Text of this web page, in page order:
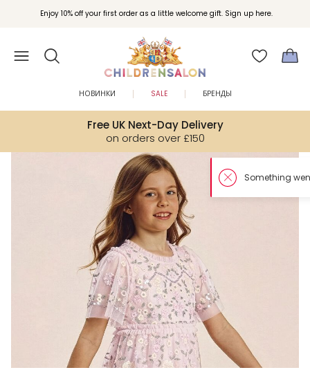
Enjoy 10% off your first order as a little welcome gift. Sign up here.
Free UK Next-Day Delivery
on orders over £150
НОВИНКИ SALE БРЕНДЫ